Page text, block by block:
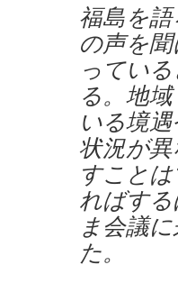
福島を
の声を
ってい
る。地
いる境
状況が
すこと
ればす
ま会議
た。